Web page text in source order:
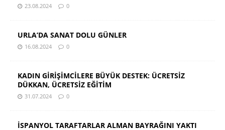
23.08.2024 0
URLA’DA SANAT DOLU GÜNLER
16.08.2024 0
KADIN GİRİŞİMCİLERE BÜYÜK DESTEK: ÜCRETSİZ
DÜKKAN, ÜCRETSİZ EĞİTİM
31.07.2024 0
İSPANYOL TARAFTARLAR ALMAN BAYRAĞINI YAKTI